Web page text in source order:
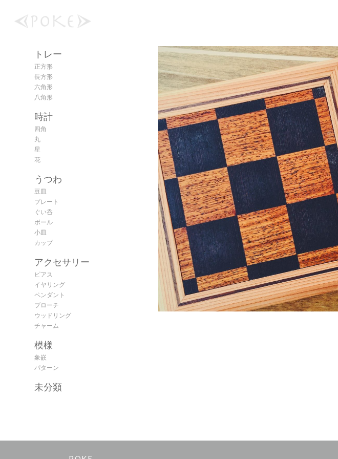
トレー
正方形
長方形
六角形
八角形
時計
四角
丸
星
花
うつわ
豆皿
プレート
ぐい呑
ボール
小皿
カップ
アクセサリー
ピアス
イヤリング
ペンダント
ブローチ
ウッドリング
チャーム
模様
象嵌
パターン
未分類